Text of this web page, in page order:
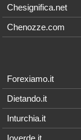
Chesignifica.net
Chenozze.com
Forexiamo.it
Dietando.it
Inturchia.it